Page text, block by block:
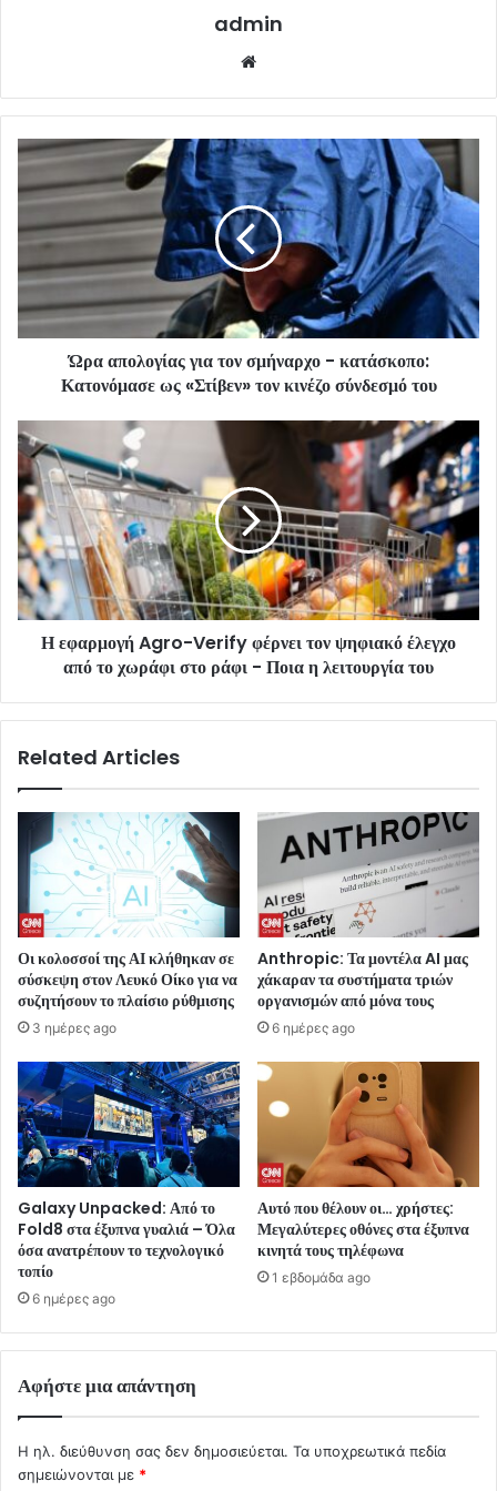
admin
Ώρα απολογίας για τον σμήναρχο - κατάσκοπο:
Κατονόμασε ως «Στίβεν» τον κινέζο σύνδεσμό του
Η εφαρμογή Agro-Verify φέρνει τον ψηφιακό έλεγχο
από το χωράφι στο ράφι - Ποια η λειτουργία του
Related Articles
Οι κολοσσοί της ΑΙ κλήθηκαν σε
σύσκεψη στον Λευκό Οίκο για να
συζητήσουν το πλαίσιο ρύθμισης
3 ημέρες ago
Anthropic: Τα μοντέλα AI μας
χάκαραν τα συστήματα τριών
οργανισμών από μόνα τους
6 ημέρες ago
Galaxy Unpacked: Από το
Fold8 στα έξυπνα γυαλιά – Όλα
όσα ανατρέπουν το τεχνολογικό
τοπίο
6 ημέρες ago
Αυτό που θέλουν οι… χρήστες:
Μεγαλύτερες οθόνες στα έξυπνα
κινητά τους τηλέφωνα
1 εβδομάδα ago
Αφήστε μια απάντηση
Η ηλ. διεύθυνση σας δεν δημοσιεύεται. Τα υποχρεωτικά πεδία
σημειώνονται με *